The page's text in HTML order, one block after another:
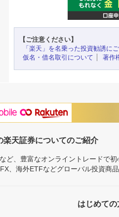
【ご注意ください】
「楽天」を名乗った投資勧誘に
仮名・借名取引について
著作
楽天証券についてのご紹介
ど、豊富なオンライントレードで
、海外ETFなどグローバル投資商
はじめての